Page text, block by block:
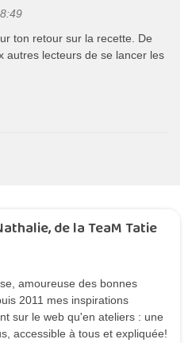
ton retour sur la recette. De
autres lecteurs de se lancer les
de la TeaM Tatie
amoureuse des bonnes
2011 mes inspirations
sur le web qu'en ateliers : une
accessible à tous et expliquée!